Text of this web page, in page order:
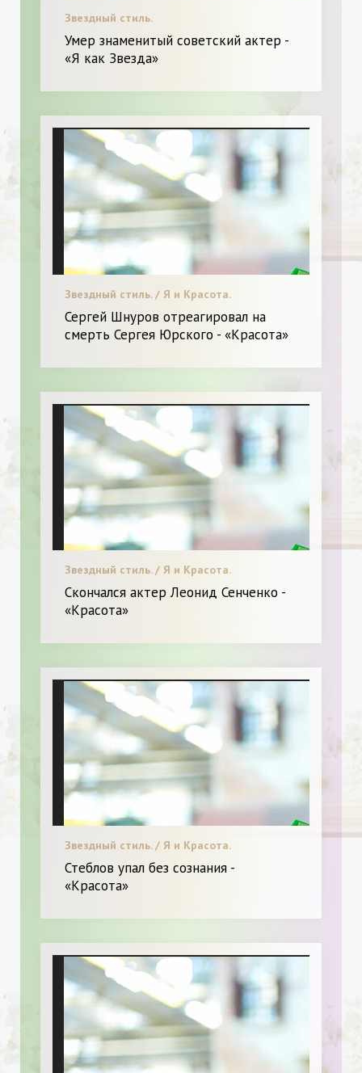
Звездный стиль.
Умер знаменитый советский актер -
«Я как Звезда»
Звездный стиль. / Я и Красота.
Сергей Шнуров отреагировал на
смерть Сергея Юрского - «Красота»
Звездный стиль. / Я и Красота.
Скончался актер Леонид Сенченко -
«Красота»
Звездный стиль. / Я и Красота.
Стеблов упал без сознания -
«Красота»